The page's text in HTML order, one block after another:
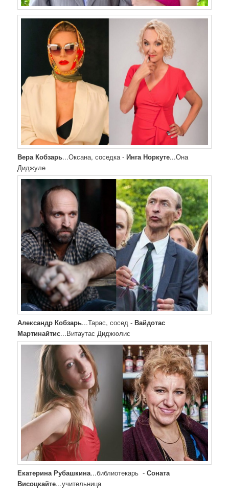
Вера Кобзарь...Оксана, соседка -Инга Норкуте...Она
Диджуле
Александр Кобзарь...Тарас, сосед -Вайдотас
Мартинайтис...Витаутас Диджюлис
Екатерина Рубашкина...библиотекарь -Соната
Висоцкайте...учительница